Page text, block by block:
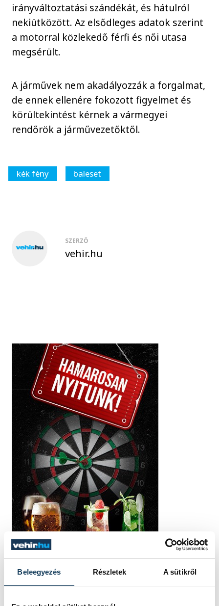
Beleegyezés Részletek A sütikről
irányváltoztatási szándékát, és hátulról
nekiütközött. Az elsődleges adatok szerint
a motorral közlekedő férfi és női utasa
megsérült.
A járművek nem akadályozzák a forgalmat,
de ennek ellenére fokozott figyelmet és
körültekintést kérnek a vármegyei
rendőrök a járművezetőktől.
kék fény baleset
SZERZŐ
vehir.hu